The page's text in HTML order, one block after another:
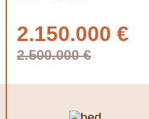
2.150.000 €
2.500.000 €